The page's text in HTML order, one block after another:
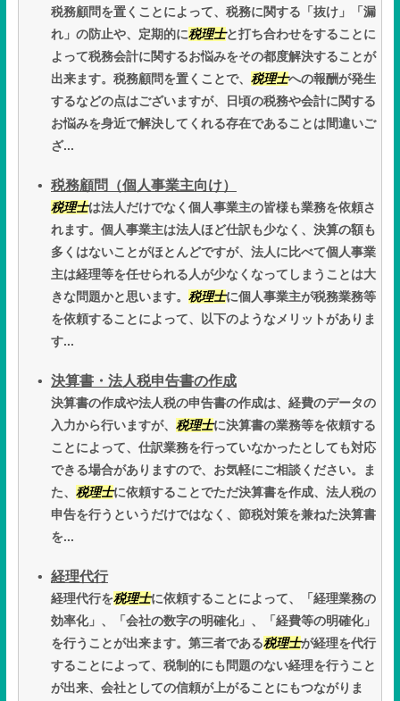
税務顧問を置くことによって、税務に関する「抜け」「漏
れ」の防止や、定期的に税理士と打ち合わせをすることに
よって税務会計に関するお悩みをその都度解決することが
出来ます。税務顧問を置くことで、 税理士への報酬が発生
するなどの点はございますが、日頃の税務や会計に関する
お悩みを身近で解決してくれる存在であることは間違いご
ざ...
税務顧問（個人事業主向け）
税理士は法人だけでなく個人事業主の皆様も業務を依頼さ
れます。個人事業主は法人ほど仕訳も少なく、決算の額も
多くはないことがほとんどですが、法人に比べて個人事業
主は経理等を任せられる人が少なくなってしまうことは大
きな問題かと思います。 税理士に個人事業主が税務業務等
を依頼することによって、以下のようなメリットがありま
す...
決算書・法人税申告書の作成
決算書の作成や法人税の申告書の作成は、経費のデータの
入力から行いますが、 税理士に決算書の業務等を依頼する
ことによって、仕訳業務を行っていなかったとしても対応
できる場合がありますので、お気軽にご相談ください。ま
た、 税理士に依頼することでただ決算書を作成、法人税の
申告を行うというだけではなく、節税対策を兼ねた決算書
を...
経理代行
経理代行を税理士に依頼することによって、「経理業務の
効率化」、「会社の数字の明確化」、「経費等の明確化」
を行うことが出来ます。第三者である税理士が経理を代行
することによって、税制的にも問題のない経理を行うこと
が出来、会社としての信頼が上がることにもつながりま